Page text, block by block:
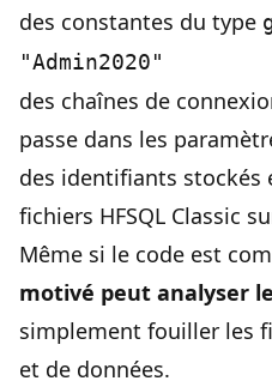
des constantes du type
"Admin2020"
des chaînes de
passe dans les
des identifiants stockés
fichiers HFSQL Classic
Même si le code est
motivé peut analyser
simplement fouiller les
et de données.